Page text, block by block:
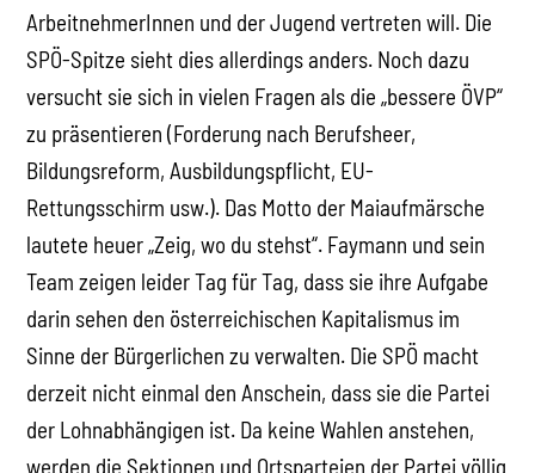
ArbeitnehmerInnen und der Jugend vertreten will. Die
SPÖ-Spitze sieht dies allerdings anders. Noch dazu
versucht sie sich in vielen Fragen als die „bessere ÖVP“
zu präsentieren (Forderung nach Berufsheer,
Bildungsreform, Ausbildungspflicht, EU-
Rettungsschirm usw.). Das Motto der Maiaufmärsche
lautete heuer „Zeig, wo du stehst“. Faymann und sein
Team zeigen leider Tag für Tag, dass sie ihre Aufgabe
darin sehen den österreichischen Kapitalismus im
Sinne der Bürgerlichen zu verwalten. Die SPÖ macht
derzeit nicht einmal den Anschein, dass sie die Partei
der Lohnabhängigen ist. Da keine Wahlen anstehen,
werden die Sektionen und Ortsparteien der Partei völlig